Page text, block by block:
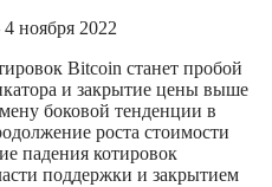
Bitcoin станет пробой
и закрытие цены выше
боковой тенденции в
роста стоимости
падения котировок
поддержки и закрытием